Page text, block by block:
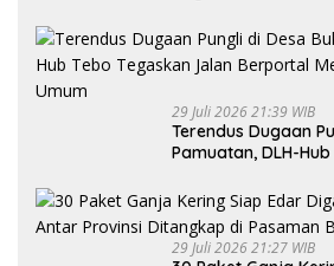
29 Juli 2026 21:39 WIB
Terendus Dugaan
Pamuatan, DLH-
Umum
29 Juli 2026 21:27 WIB